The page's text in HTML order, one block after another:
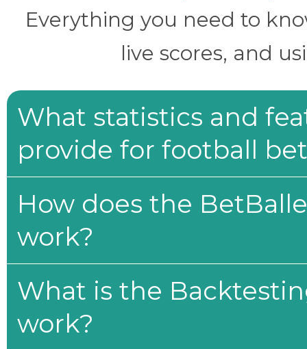
Everything you need to
live scores, and
What statistics and
provide for football
How does the
work?
What is the
work?